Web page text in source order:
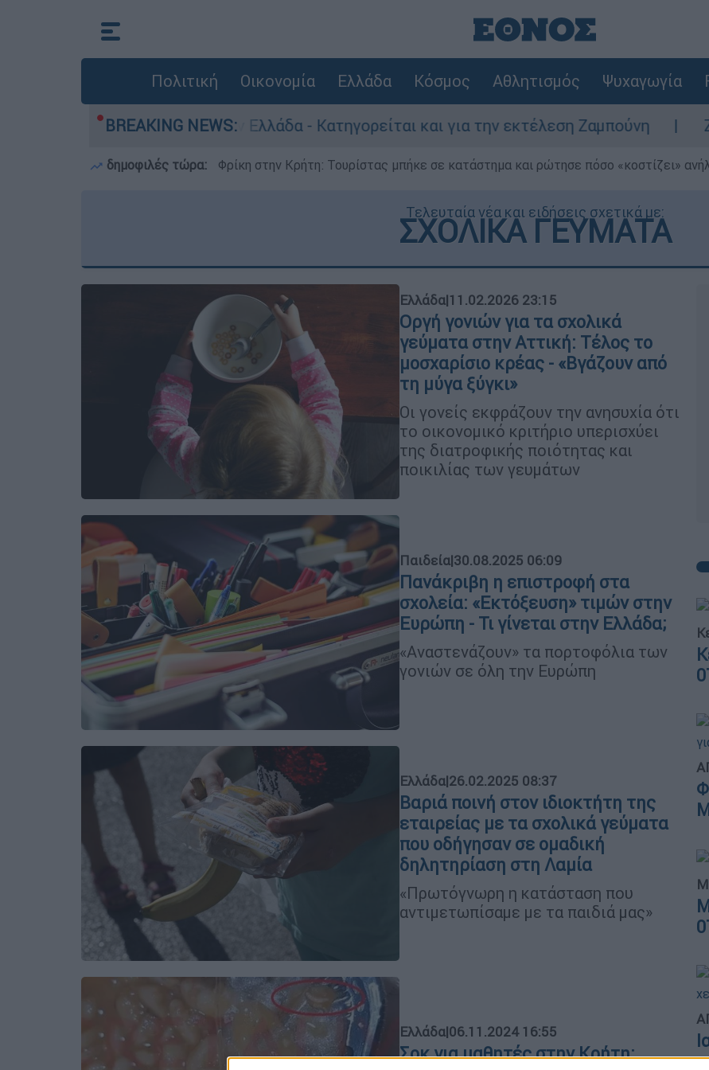
Πολιτική Οικονομία Ελλάδα Κόσμος Αθλητισμός Ψυχαγωγία
BREAKING NEWS:
στην Ελλάδα - Κατηγορείται και για την εκτέλεση Ζαμπούνη Ζάκυνθος: Τι
δημοφιλές τώρα: Φρίκη στην Κρήτη: Τουρίστας μπήκε σε κατάστημα και ρώτησε πόσο «κοστίζει»
Τελευταία νέα και ειδήσεις σχετικά με:
ΣΧΟΛΙΚΑ ΓΕΥΜΑΤΑ
Ελλάδα|11.02.2026 23:15
Οργή γονιών για τα σχολικά
γεύματα στην Αττική: Τέλος το
μοσχαρίσιο κρέας - «Βγάζουν από
τη μύγα ξύγκι»
Οι γονείς εκφράζουν την ανησυχία ότι
το οικονομικό κριτήριο υπερισχύει
της διατροφικής ποιότητας και
ποικιλίας των γευμάτων
Παιδεία|30.08.2025 06:09
Πανάκριβη η επιστροφή στα
σχολεία: «Εκτόξευση» τιμών στην
Ευρώπη - Τι γίνεται στην Ελλάδα;
«Αναστενάζουν» τα πορτοφόλια των
γονιών σε όλη την Ευρώπη
Ελλάδα|26.02.2025 08:37
Βαριά ποινή στον ιδιοκτήτη της
εταιρείας με τα σχολικά γεύματα
που οδήγησαν σε ομαδική
δηλητηρίαση στη Λαμία
«Πρωτόγνωρη η κατάσταση που
αντιμετωπίσαμε με τα παιδιά μας»
Ελλάδα|06.11.2024 16:55
Σοκ για μαθητές στην Κρήτη: